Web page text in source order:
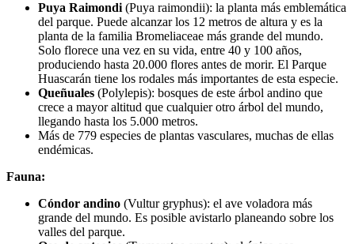
Puya Raimondi(Puya raimondii): la planta más emblemática
del parque. Puede alcanzar los 12 metros de altura y es la
planta de la familia Bromeliaceae más grande del mundo.
Solo florece una vez en su vida, entre 40 y 100 años,
produciendo hasta 20.000 flores antes de morir. El Parque
Huascarán tiene los rodales más importantes de esta especie.
Queñuales (Polylepis): bosques de este árbol andino que
crece a mayor altitud que cualquier otro árbol del mundo,
llegando hasta los 5.000 metros.
Más de 779 especies de plantas vasculares, muchas de ellas
endémicas.
Fauna:
Cóndor andino (Vultur gryphus): el ave voladora más
grande del mundo. Es posible avistarlo planeando sobre los
valles del parque.